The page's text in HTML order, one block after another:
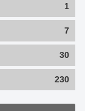
1
7
30
230